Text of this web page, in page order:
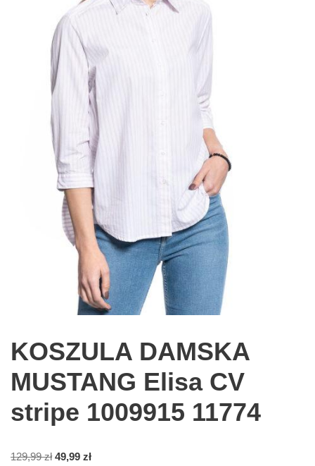
KOSZULA DAMSKA
MUSTANG Elisa CV
stripe 1009915 11774
129,99zł 49,99 zł